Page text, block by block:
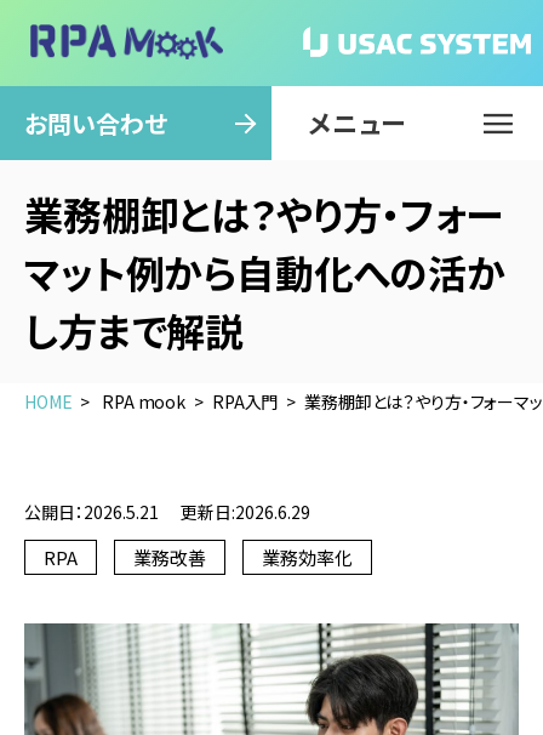
お問い合わせ メニュー
閉じる
業務棚卸とは？やり方・フォー
マット例から自動化への活か
し方まで解説
HOME RPA mook RPA入門 業務棚卸とは？やり方・フォー
公開日：2026.5.21 更新日:2026.6.29
RPA 業務改善 業務効率化